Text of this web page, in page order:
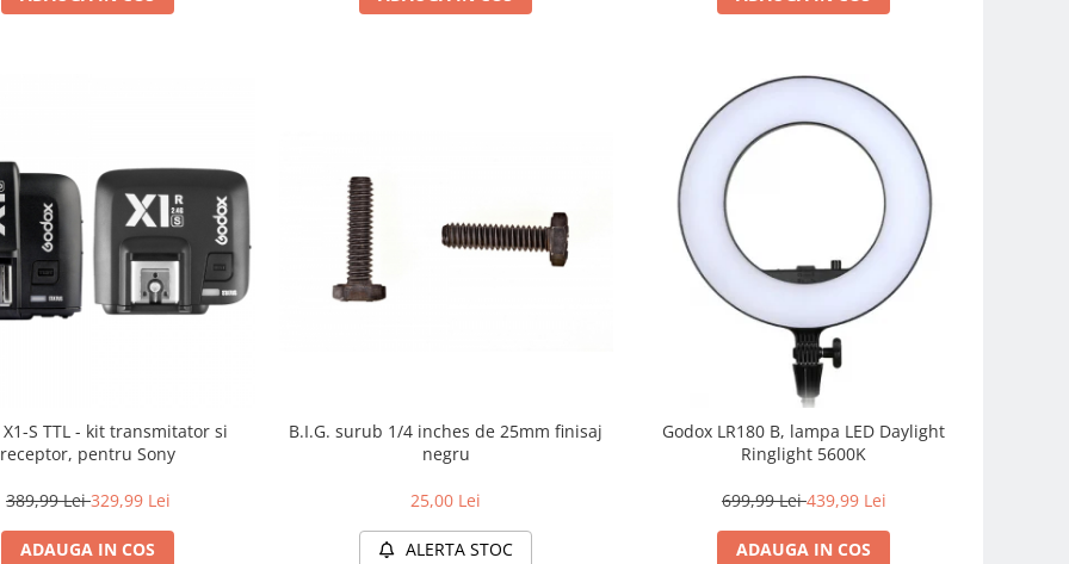
X1-S TTL - kit transmitator si
receptor, pentru Sony
389,99 Lei329,99 Lei
ADAUGA IN COS
B.I.G. surub 1/4 inches de 25mm finisaj
negru
25,00 Lei
ALERTA STOC
Godox LR180 B, lampa LED Daylight
Ringlight 5600K
699,99 Lei439,99 Lei
ADAUGA IN COS